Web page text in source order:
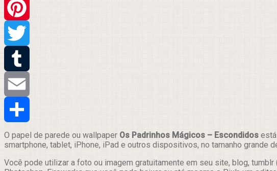
WhatsApp
Pinterest
Twitter
Tumblr
Email
Compartilhar
O papel de parede ou wallpaper Os Padrinhos Mágicos – Escondidos
smartphone, tablet, iPhone, iPad e outros dispositivos, no tamanho grande
Você pode utilizar a foto ou imagem gratuitamente em seu site, blog, tumblr